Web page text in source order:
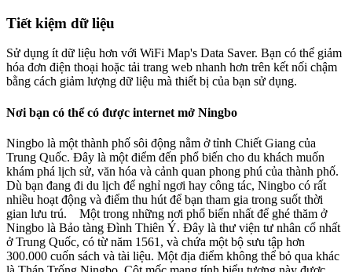
Tiết kiệm dữ liệu
Sử dụng ít dữ liệu hơn với WiFi Map's Data Saver. Bạn có thể giảm
hóa đơn điện thoại hoặc tải trang web nhanh hơn trên kết nối chậm
bằng cách giảm lượng dữ liệu mà thiết bị của bạn sử dụng.
Nơi bạn có thể có được internet mở Ningbo
Ningbo là một thành phố sôi động nằm ở tỉnh Chiết Giang của
Trung Quốc. Đây là một điểm đến phổ biến cho du khách muốn
khám phá lịch sử, văn hóa và cảnh quan phong phú của thành phố.
Dù bạn đang đi du lịch để nghỉ ngơi hay công tác, Ningbo có rất
nhiều hoạt động và điểm thu hút để bạn tham gia trong suốt thời
gian lưu trú. Một trong những nơi phổ biến nhất để ghé thăm ở
Ningbo là Bảo tàng Đình Thiên Ý. Đây là thư viện tư nhân cổ nhất
ở Trung Quốc, có từ năm 1561, và chứa một bộ sưu tập hơn
300.000 cuốn sách và tài liệu. Một địa điểm không thể bỏ qua khác